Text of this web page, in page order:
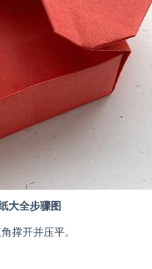
大全步骤图
撑开并压平。